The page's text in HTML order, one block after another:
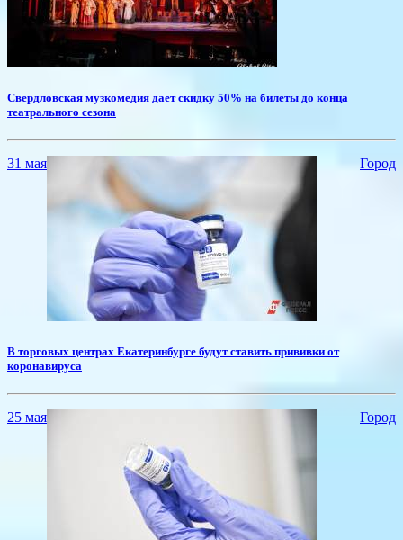
Свердловская музкомедия дает скидку 50% на билеты до конца
театрального сезона
31 мая Город
​В торговых центрах Екатеринбурге будут ставить прививки от
коронавируса
25 мая Город